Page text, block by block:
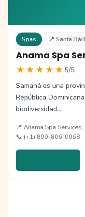
Spas 📍 Santa
Anama Spa
★★★★★ 5/5
Samaná es una
República
biodiversidad.…
📍 Anama Spa
📞 (+1) 809-806-0068